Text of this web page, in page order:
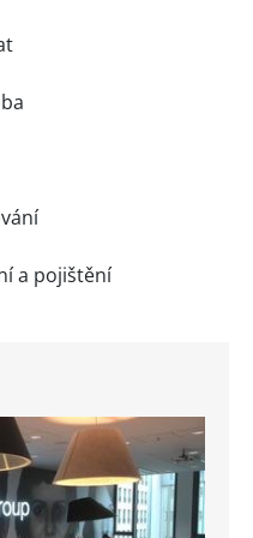
a pojištění